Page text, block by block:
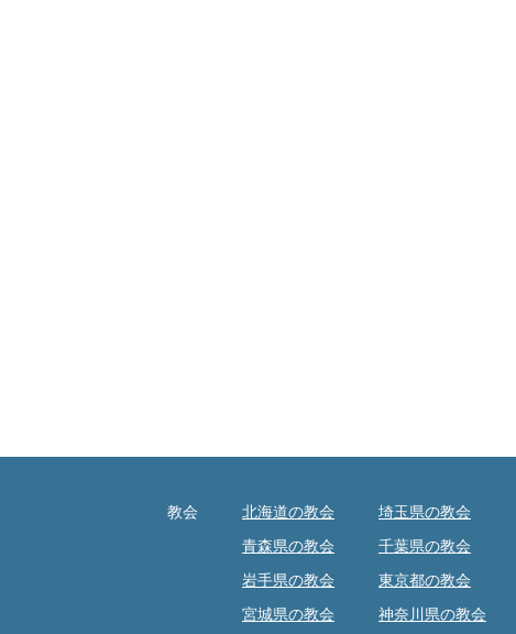
教会 北海道の教会
青森県の教会
岩手県の教会
宮城県の教会
埼玉県の教会
千葉県の教会
東京都の教会
神奈川県の教会